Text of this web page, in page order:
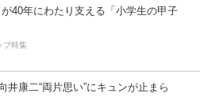
40年にわたり支える「小学生の甲子
プ特集
井康二“両片思い”にキュンが止まら